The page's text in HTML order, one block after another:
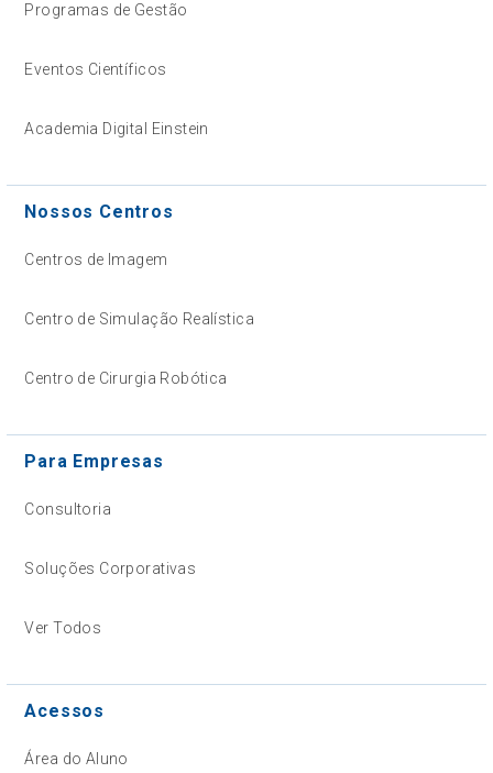
Programas de Gestão
Eventos Científicos
Academia Digital Einstein
Nossos Centros
Centros de Imagem
Centro de Simulação Realística
Centro de Cirurgia Robótica
Para Empresas
Consultoria
Soluções Corporativas
Ver Todos
Acessos
Área do Aluno